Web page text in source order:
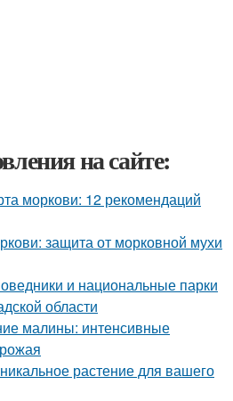
на сайте:
моркови: 12 рекомендаций
защита от морковной мухи
и национальные парки
области
малины: интенсивные
растение для вашего